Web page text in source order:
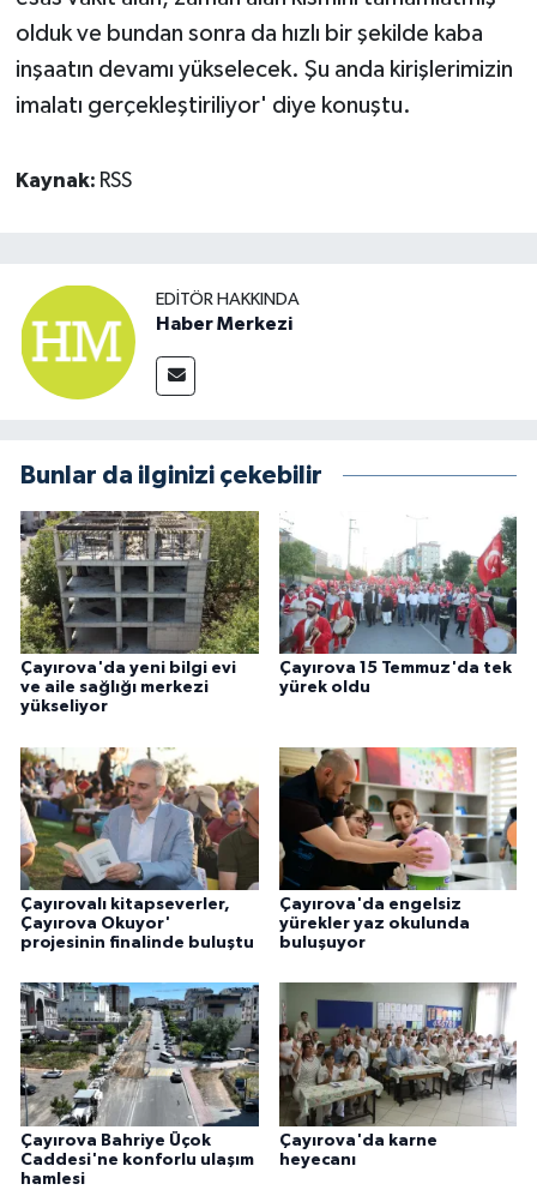
olduk ve bundan sonra da hızlı bir şekilde kaba
inşaatın devamı yükselecek. Şu anda kirişlerimizin
imalatı gerçekleştiriliyor' diye konuştu.
Kaynak: RSS
EDITÖR HAKKINDA
Haber Merkezi
Bunlar da ilginizi çekebilir
Çayırova'da yeni bilgi evi
ve aile sağlığı merkezi
yükseliyor
Çayırova 15 Temmuz'da tek
yürek oldu
Çayırovalı kitapseverler,
Çayırova Okuyor'
projesinin finalinde buluştu
Çayırova'da engelsiz
yürekler yaz okulunda
buluşuyor
Çayırova Bahriye Üçok
Caddesi'ne konforlu ulaşım
hamlesi
Çayırova'da karne
heyecanı